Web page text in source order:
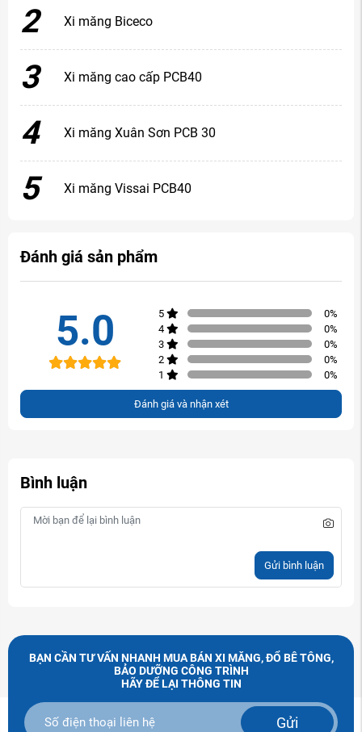
2 Xi măng Biceco
3 Xi măng cao cấp PCB40
4 Xi măng Xuân Sơn PCB 30
5 Xi măng Vissai PCB40
Đánh giá sản phẩm
5.0 5 0%
4
0%
3
0%
2
0%
1
0%
Đánh giá và nhận xét
Bình luận
Gửi bình luận
BẠN CẦN TƯ VẤN NHANH MUA BÁN XI MĂNG, ĐỔ BÊ TÔNG,
BẢO DƯỠNG CÔNG TRÌNH
HÃY ĐỂ LẠI THÔNG TIN
Gửi